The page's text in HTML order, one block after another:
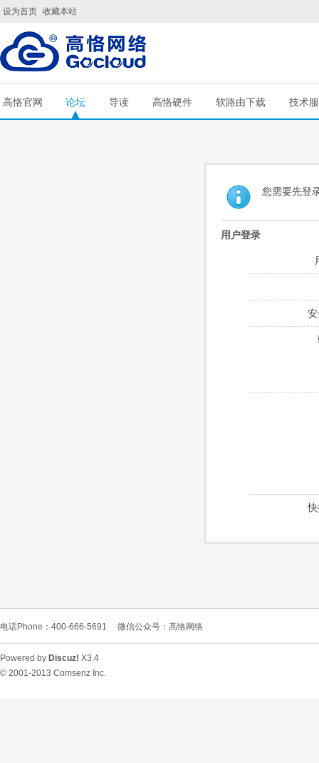
设为首页 收藏本站
高恪官网 论坛 导读 高恪硬件 软路由下载 技术
您需要先登
用户登录
电话Phone：400-666-5691 微信公众号：高恪网络
Powered by Discuz! X3.4
© 2001-2013 Comsenz Inc.